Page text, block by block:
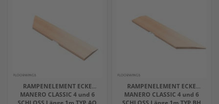
RAMPENELEMENT ECKE
MANERO CLASSIC 4 und 6
RAMPENELEMENT ECKE
MANERO CLASSIC 4 und 6